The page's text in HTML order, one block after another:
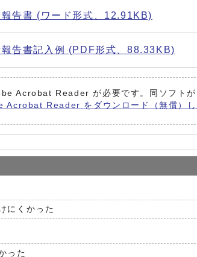
報告書 (ワード形式、12.91KB)
報告書記入例 (PDF形式、88.33KB)
Acrobat Reader が必要です。同ソフトが
Acrobat Reader をダウンロード（無償）し
にくかった
った